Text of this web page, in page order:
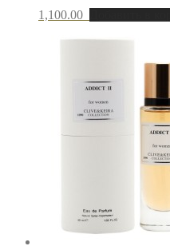
1,100.00